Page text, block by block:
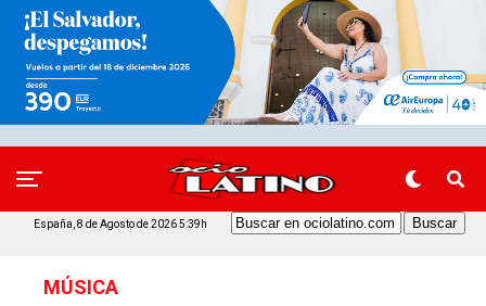
España, 8 de Agosto de 2026 5:39h
MÚSICA